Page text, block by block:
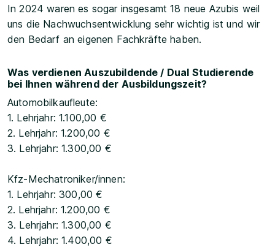
In 2024 waren es sogar insgesamt 18 neue Azubis weil
uns die Nachwuchsentwicklung sehr wichtig ist und wir
den Bedarf an eigenen Fachkräfte haben.
Was verdienen Auszubildende / Dual Studierende
bei Ihnen während der Ausbildungszeit?
Automobilkaufleute:
1. Lehrjahr: 1.100,00 €
2. Lehrjahr: 1.200,00 €
3. Lehrjahr: 1.300,00 €
Kfz-Mechatroniker/innen:
1. Lehrjahr: 300,00 €
2. Lehrjahr: 1.200,00 €
3. Lehrjahr: 1.300,00 €
4. Lehrjahr: 1.400,00 €